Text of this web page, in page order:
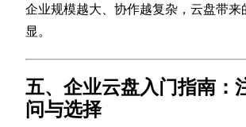
企业规模越大、协作越复杂，云盘带来
显。
五、企业云盘入门指南：
问与选择